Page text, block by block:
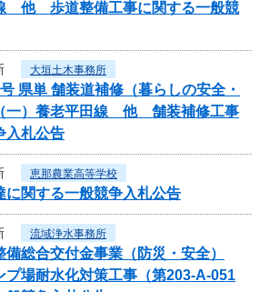
他 歩道整備工事に関する一般競
大垣土木事務所
県単 舗装道補修（暮らしの安全・
一）養老平田線 他 舗装補修工事
入札公告
恵那農業高等学校
に関する一般競争入札公告
流域浄水事務所
総合交付金事業（防災・安全）
プ場耐水化対策工事（第203-A-051